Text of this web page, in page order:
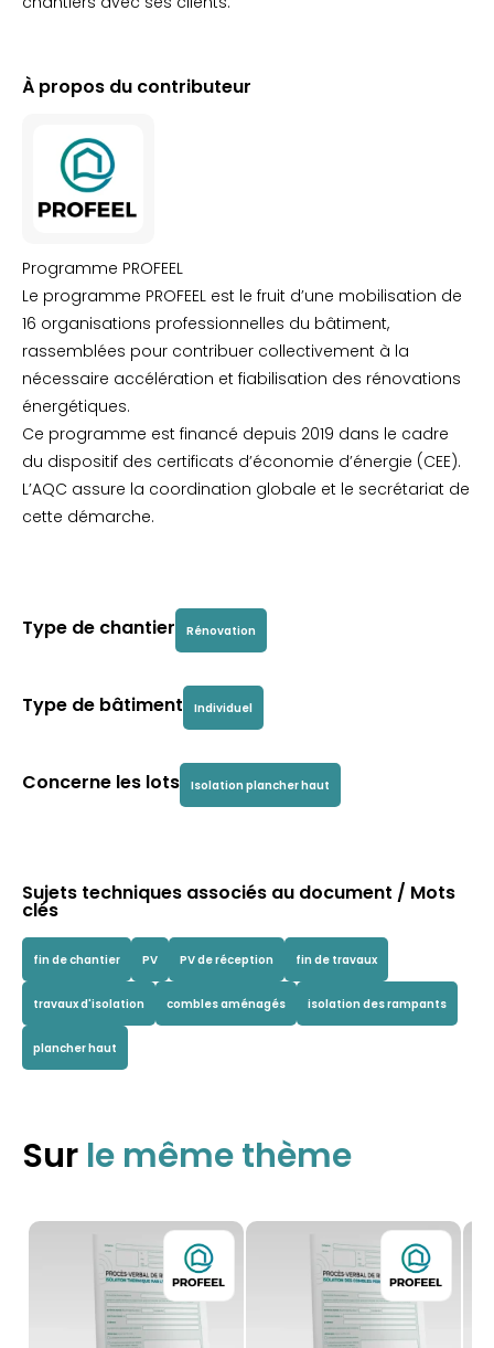
À propos du contributeur
Programme PROFEEL
Le programme PROFEEL est le fruit d’une mobilisation de
16 organisations professionnelles du bâtiment,
rassemblées pour contribuer collectivement à la
nécessaire accélération et fiabilisation des rénovations
énergétiques.
Ce programme est financé depuis 2019 dans le cadre
du dispositif des certificats d’économie d’énergie (CEE).
L’AQC assure la coordination globale et le secrétariat de
cette démarche.
Type de chantier Rénovation
Type de bâtiment Individuel
Concerne les lots Isolation plancher haut
Sujets techniques associés au document / Mots
clés
fin de chantier PV PV de réception fin de travaux
travaux d'isolation combles aménagés isolation des rampants
plancher haut
Sur le même thème